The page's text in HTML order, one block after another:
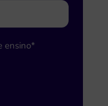
ensino*